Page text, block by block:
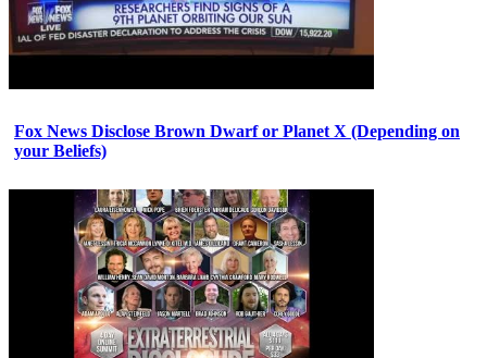
Fox News Disclose Brown Dwarf or Planet X (Depending on
your Beliefs)